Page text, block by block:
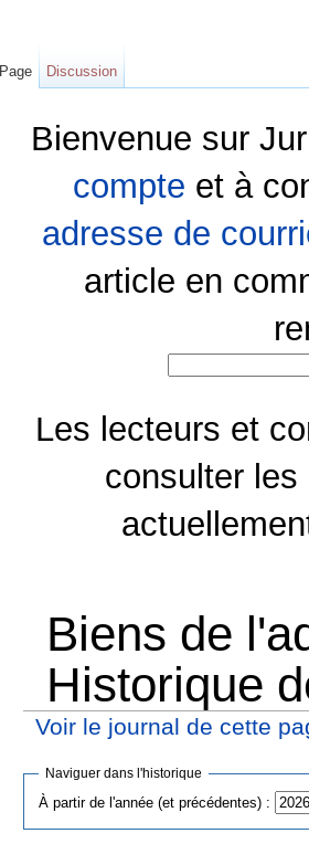
Bienvenue sur
compte et à
adresse de
article en
Les lecteurs et
consulter les
Biens de
Historique
Voir le journal de cette
Naviguer dans l'historique
À partir de l'année (et précédentes) :
Page Discussion